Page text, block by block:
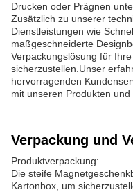
Drucken oder Prägnen
Zusätzlich zu unserer
Dienstleistungen wie
maßgeschneiderte
Verpackungslösung für
sicherzustellen.Unser
hervorragenden
mit unseren Produkten
Verpackung und
Produktverpackung:
Die steife
Kartonbox, um